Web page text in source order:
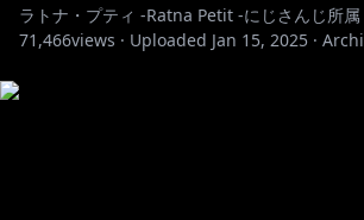
ラトナ・プティ -Ratna Petit -にじさんじ所属
71,466views · Uploaded Jan 15, 2025 ·